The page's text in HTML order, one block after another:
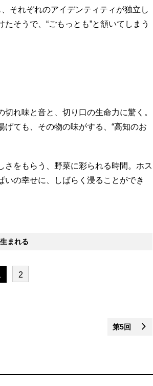
それぞれのアイデンティティが独立し
そうで、“ごもっとも”と頷いてしまう
れ味と音と、切り口の生命力に驚く。
ても、その物の味がする、“高知のお
さをもらう、野菜に彩られる時間。ホス
いの幸せに、しばらく浸ることができ
まれる
2
第5回